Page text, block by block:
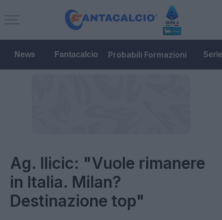
News Fantacalcio Probabili Formazioni
Ag. Ilicic: "Vuole rimanere
in Italia. Milan?
Destinazione top"